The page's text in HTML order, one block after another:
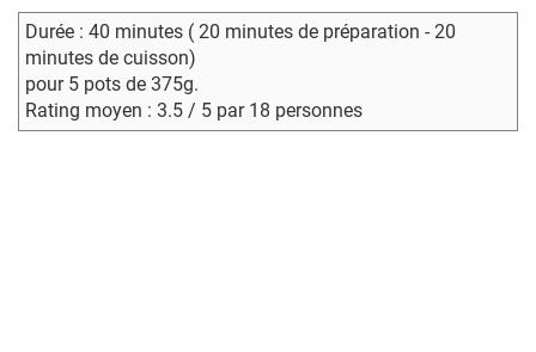
Durée : 40 minutes ( 20 minutes de préparation - 20
minutes de cuisson)
pour 5 pots de 375g.
Rating moyen : 3.5 / 5 par 18 personnes